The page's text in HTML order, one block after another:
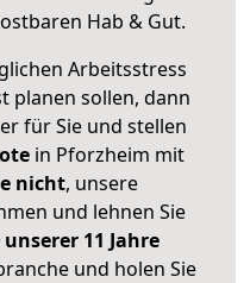
Hab & Gut.
Arbeitsstress
planen sollen, dann
für Sie und stellen
in Pforzheim mit
nicht, unsere
und lehnen Sie
11 Jahre
und holen Sie